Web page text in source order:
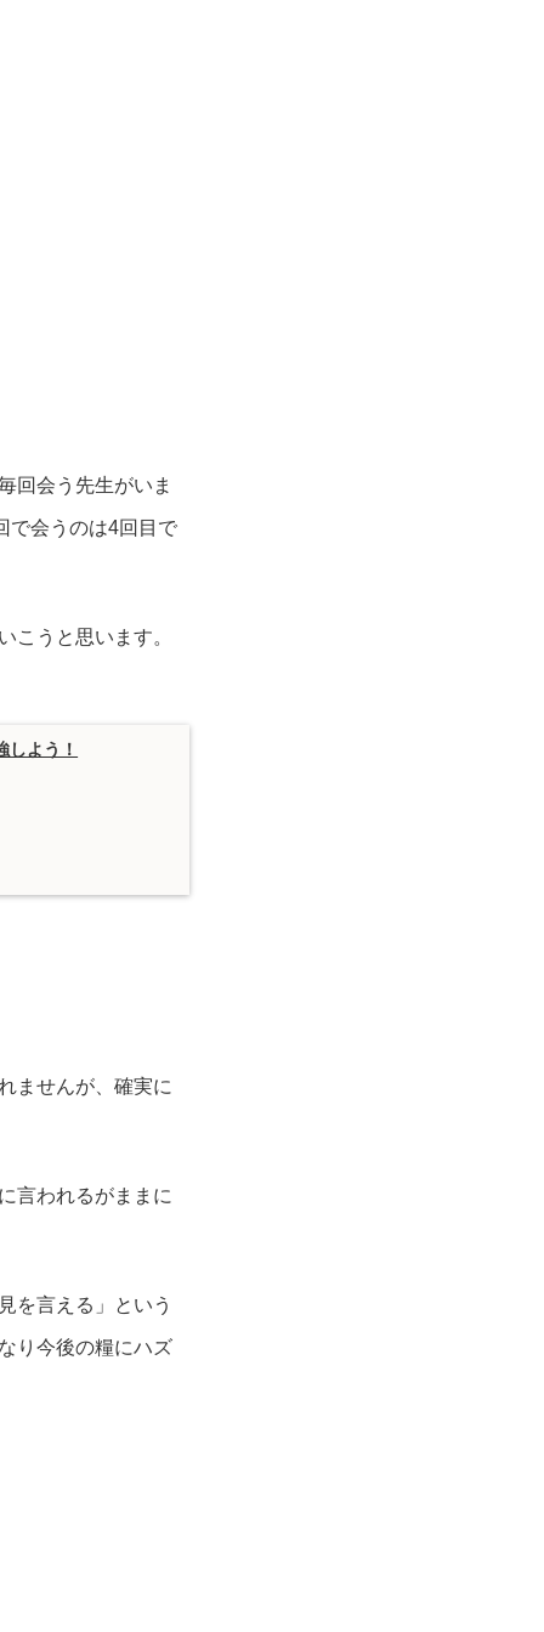
回会う先生がいま
で会うのは4回目で
こうと思います。
しよう！
ませんが、確実に
言われるがままに
を言える」という
り今後の糧にハズ